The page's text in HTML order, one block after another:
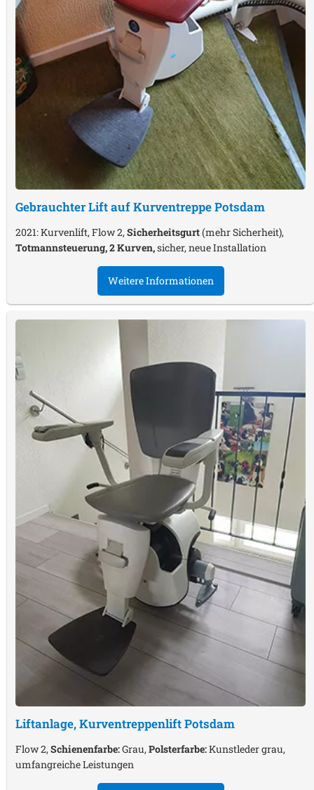
Gebrauchter Lift auf KurventreppePotsdam
2021: Kurvenlift, Flow 2, Sicherheitsgurt(mehr Sicherheit),
Totmannsteuerung, 2 Kurven,sicher, neue Installation
Weitere Informationen
Liftanlage, KurventreppenliftPotsdam
Flow 2,Schienenfarbe:Grau,Polsterfarbe:Kunstleder grau,
umfangreiche Leistungen